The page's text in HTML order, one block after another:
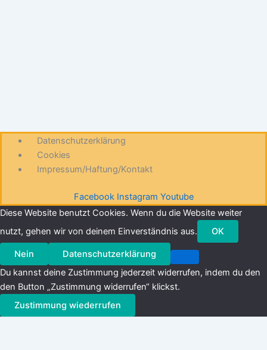
Datenschutzerklärung
Cookies
Impressum/Haftung/Kontakt
Facebook Instagram Youtube
Diese Website benutzt Cookies. Wenn du die Website weiter
nutzt, gehen wir von deinem Einverständnis aus.
OK
Nein
Datenschutzerklärung
Du kannst deine Zustimmung jederzeit widerrufen, indem du den
den Button „Zustimmung widerrufen“ klickst.
Zustimmung wiederrufen